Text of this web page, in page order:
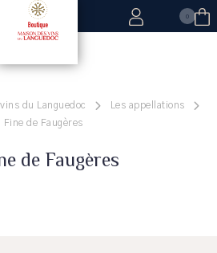
0
du Languedoc
Les appellations
Fine de Faugères
de Faugères